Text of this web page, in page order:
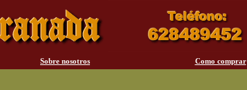
Sobre nosotros Como comprar